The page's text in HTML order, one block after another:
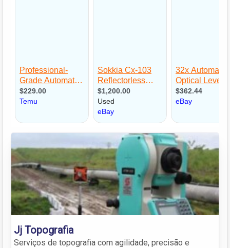
Jj Topografia
Serviços de topografia com agilidade, precisão e